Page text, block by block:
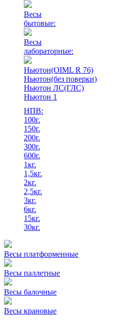
Весы
бытовые:
Весы
лабораторные:
Ньютон(OIML R 76)
Ньютон(без поверки)
Ньютон ЛС(ГЛС)
Ньютон 1
НПВ:
100г.
150г.
200г.
300г.
600г.
1кг.
1,5кг.
2кг.
2,5кг.
3кг.
6кг.
15кг.
30кг.
Весы платформенные
Весы паллетные
Весы балочные
Весы крановые